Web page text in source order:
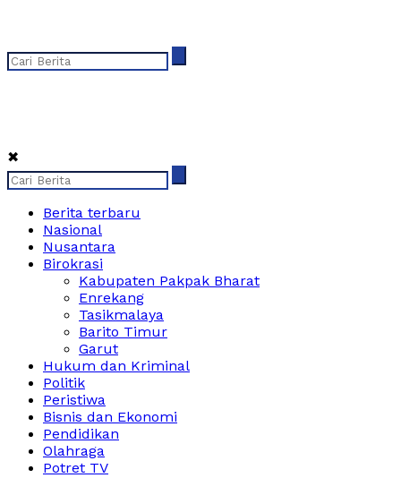
✖
Berita terbaru
Nasional
Nusantara
Birokrasi
Kabupaten Pakpak Bharat
Enrekang
Tasikmalaya
Barito Timur
Garut
Hukum dan Kriminal
Politik
Peristiwa
Bisnis dan Ekonomi
Pendidikan
Olahraga
Potret TV